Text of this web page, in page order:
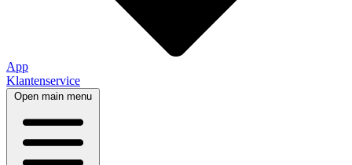
App
Klantenservice
Open main menu